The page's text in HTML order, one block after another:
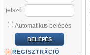
jelszó
Automatikus belépés
REGISZTRÁCIÓ